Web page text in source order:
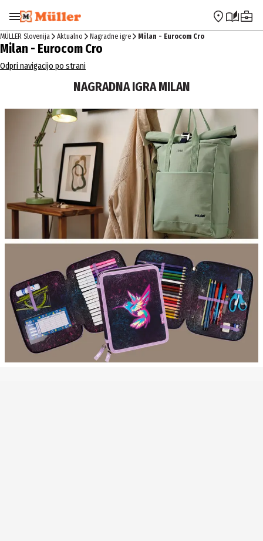
Preskoči na navigacijo Preskoči na glavno vsebino
MÜLLER Slovenija Aktualno Nagradne igre Milan - Eurocom Cro
Milan - Eurocom Cro
Odpri navigacijo po strani
NAGRADNA IGRA MILAN